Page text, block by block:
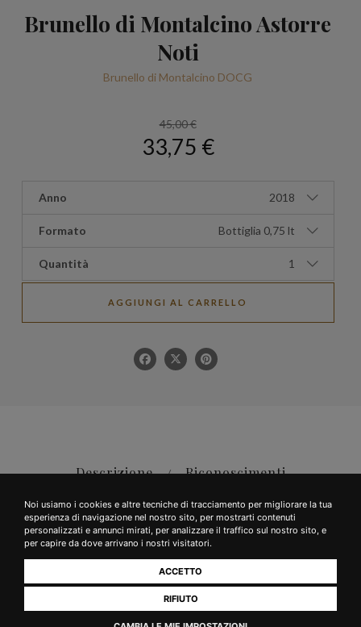
Noi usiamo i cookies e altre tecniche di tracciamento per migliorare la tua
esperienza di navigazione nel nostro sito, per mostrarti contenuti
personalizzati e annunci mirati, per analizzare il traffico sul nostro sito, e
per capire da dove arrivano i nostri visitatori.
ACCETTO
RIFIUTO
Brunello di Montalcino Astorre
Noti
Brunello di Montalcino DOCG
45,00 €
33,75 €
Anno 2018
Formato Bottiglia 0,75 lt
Quantità 1
AGGIUNGI AL CARRELLO
Descrizione Riconoscimenti
rosso intenso, bordi granati con l’invecchiamento